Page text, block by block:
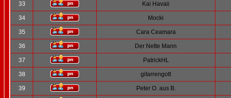
33 Kai Havaii
34 Mocki
35 Cara Ceamara
36 Der Nette Mann
37 PatrickHL
38 gitarrengott
39 Peter O. aus B.